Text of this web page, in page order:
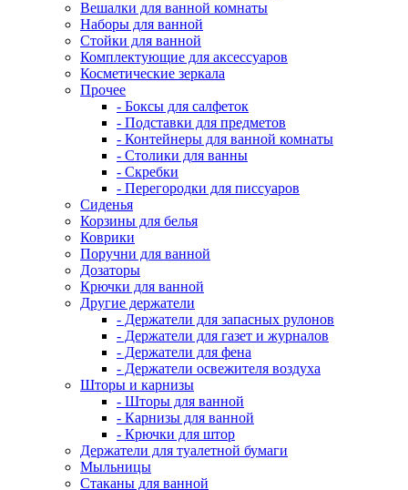
Вешалки для ванной комнаты
Наборы для ванной
Стойки для ванной
Комплектующие для аксессуаров
Косметические зеркала
Прочее
- Боксы для салфеток
- Подставки для предметов
- Контейнеры для ванной комнаты
- Столики для ванны
- Скребки
- Перегородки для писсуаров
Сиденья
Корзины для белья
Коврики
Поручни для ванной
Дозаторы
Крючки для ванной
Другие держатели
- Держатели для запасных рулонов
- Держатели для газет и журналов
- Держатели для фена
- Держатели освежителя воздуха
Шторы и карнизы
- Шторы для ванной
- Карнизы для ванной
- Крючки для штор
Держатели для туалетной бумаги
Мыльницы
Стаканы для ванной